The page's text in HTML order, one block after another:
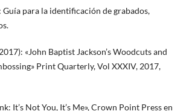
Guía para la identificación de grabados,
«John Baptist Jackson’s Woodcuts and
Print Quarterly, Vol XXXIV, 2017,
It’s Not You, It’s Me», Crown Point Press en